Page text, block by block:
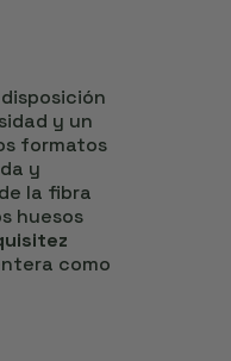
disposición
y un
formatos
y
la fibra
huesos
como